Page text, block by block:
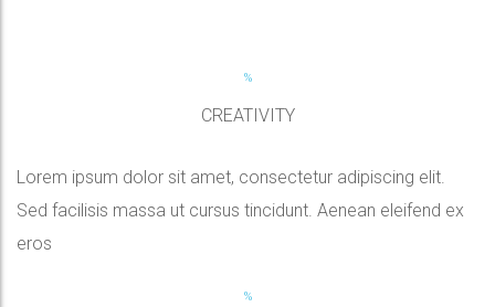
CREATIVITY
Lorem ipsum dolor sit amet, consectetur adipiscing elit.
Sed facilisis massa ut cursus tincidunt. Aenean eleifend ex
eros